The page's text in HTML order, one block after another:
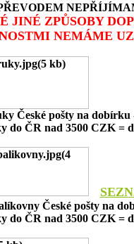
JINÉ ZPŮSOBY
NEMÁME
České pošty na dobírku
do ČR nad 3500 CZK =
České pošty na
do ČR nad 3500 CZK =